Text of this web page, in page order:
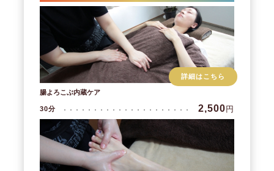
詳細はこちら
腸よろこぶ内蔵ケア
30分 2,500 円